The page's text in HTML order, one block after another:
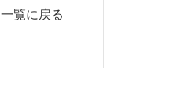
一覧に戻る